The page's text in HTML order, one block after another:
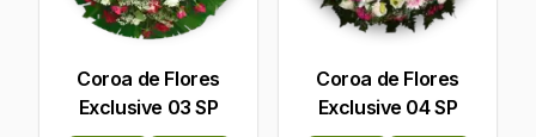
Coroa de Flores
Exclusive 03 SP
Coroa de Flores
Exclusive 04 SP